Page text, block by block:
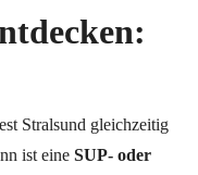
Stralsund gleichzeitig
ist eine SUP- oder